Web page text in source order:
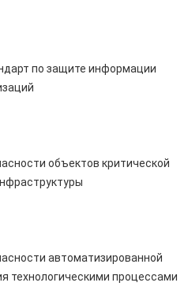
по защите информации
объектов критической
автоматизированной
технологическими процессами